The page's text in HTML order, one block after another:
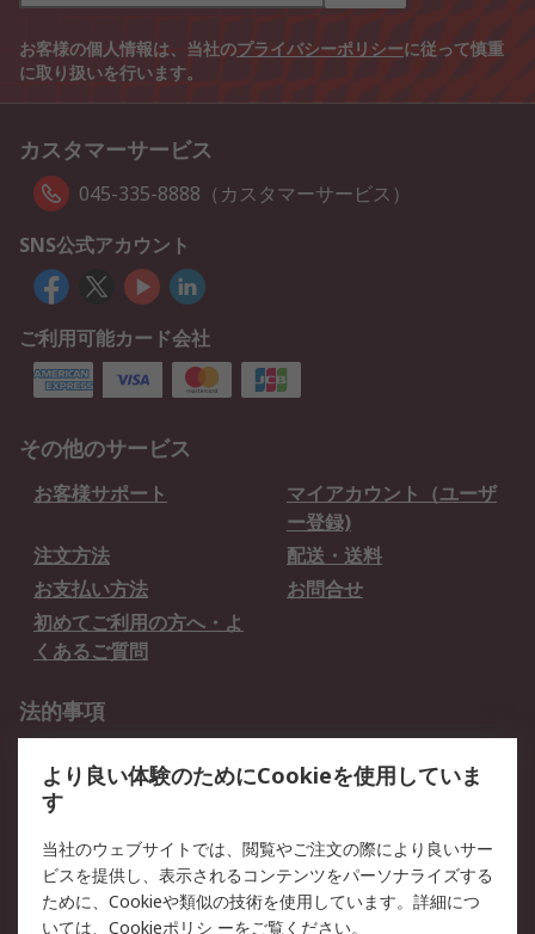
お客様の個人情報は、当社のプライバシーポリシーに従って慎重
に取り扱いを行います。
カスタマーサービス
045-335-8888（カスタマーサービス）
SNS公式アカウント
ご利用可能カード会社
その他のサービス
お客様サポート
マイアカウント（ユーザ
ー登録)
注文方法
配送・送料
お支払い方法
お問合せ
初めてご利用の方へ・よ
くあるご質問
法的事項
クッキーポリシー
RSについて
会社概要
採用情報
プレスリリース＆お知ら
コーポレートサイト
より良い体験のためにCookieを使用していま
す
当社のウェブサイトでは、閲覧やご注文の際により良いサー
ビスを提供し、表示されるコンテンツをパーソナライズする
ために、Cookieや類似の技術を使用しています。詳細につ
いては、 Cookieポリシ ーをご覧ください。